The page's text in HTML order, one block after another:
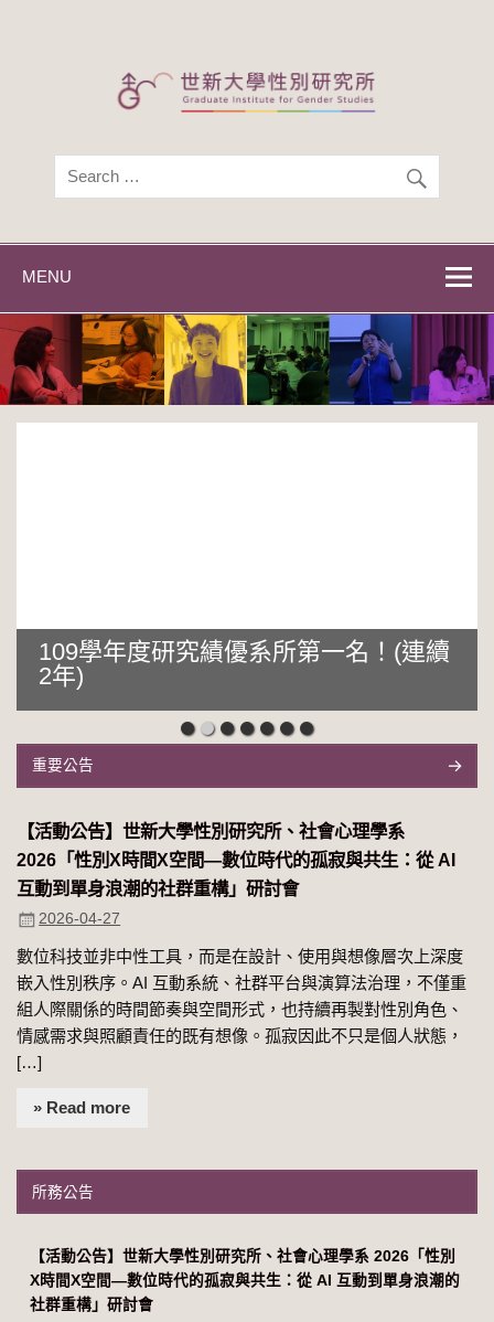
世新大學性別研
世新大學性別研究所
MENU
109學年度研究績優系所第一名！(連續
2年)
重要公告
【活動公告】世新大學性別研究所、社會心理學系
2026「性別Χ時間Χ空間—數位時代的孤寂與共生：從 AI
互動到單身浪潮的社群重構」研討會
2026-04-27
數位科技並非中性工具，而是在設計、使用與想像層次上深度
嵌入性別秩序。AI 互動系統、社群平台與演算法治理，不僅重
組人際關係的時間節奏與空間形式，也持續再製對性別角色、
情感需求與照顧責任的既有想像。孤寂因此不只是個人狀態，
[…]
» Read more
所務公告
【活動公告】世新大學性別研究所、社會心理學系 2026「性別
Χ時間Χ空間—數位時代的孤寂與共生：從 AI 互動到單身浪潮的
社群重構」研討會